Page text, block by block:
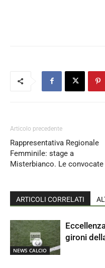
Articolo precedente
Rappresentativa Regionale
Femminile: stage a
Misterbianco. Le convocate
ARTICOLI CORRELATI
NEWS CALCIO
gironi